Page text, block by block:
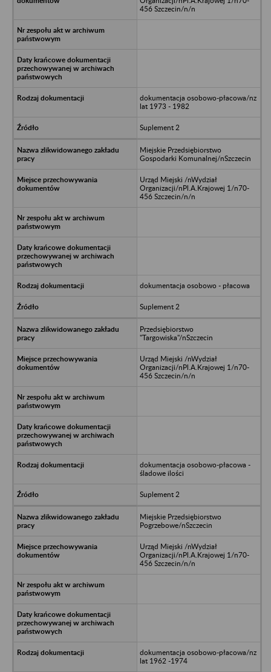
456 Szczecin/n/n
dokumentacja osobowo-płacowa/nz
lat 1973 - 1982
Suplement 2
Miejskie Przedsiębiorstwo
Gospodarki Komunalnej/nSzczecin
Urząd Miejski /nWydział
Organizacji/nPl.A.Krajowej 1/n70-
456 Szczecin/n/n
dokumentacja osobowo - płacowa
Suplement 2
Przedsiębiorstwo
"Targowiska"/nSzczecin
Urząd Miejski /nWydział
Organizacji/nPl.A.Krajowej 1/n70-
456 Szczecin/n/n
dokumentacja osobowo-płacowa -
śladowe ilości
Suplement 2
Miejskie Przedsiębiorstwo
Pogrzebowe/nSzczecin
Urząd Miejski /nWydział
Organizacji/nPl.A.Krajowej 1/n70-
456 Szczecin/n/n
dokumentacja osobowo-płacowa/nz
lat 1962 -1974